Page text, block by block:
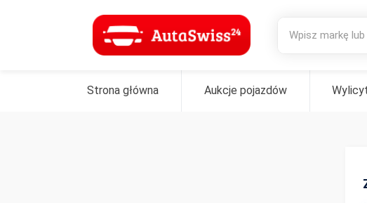
Strona główna Aukcje pojazdów